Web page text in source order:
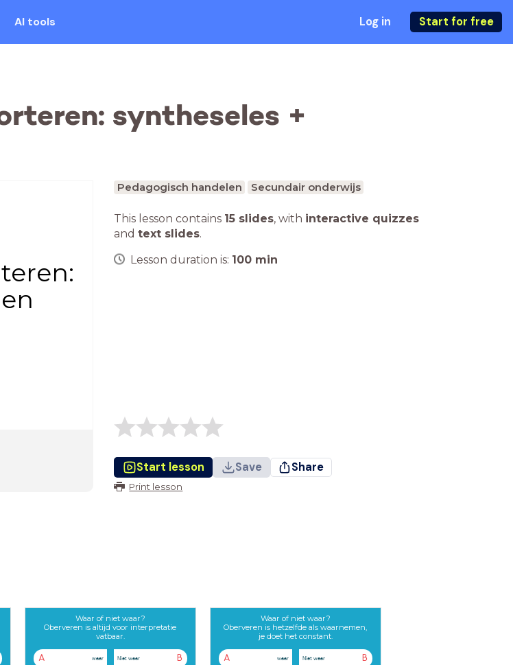
AI tools Log in Start for free
syntheseles +
Pedagogisch handelen Secundair onderwijs
This lesson contains 15 slides, with interactive quizzes
and text slides.
Lesson duration is: 100 min
Start lesson Save Share
Print lesson
Waar of niet waar?
Oberveren is altijd voor interpretatie
vatbaar.
A waar B
Niet waar
Waar of niet waar?
Oberveren is hetzelfde als waarnemen,
je doet het constant.
A waar B
Niet waar